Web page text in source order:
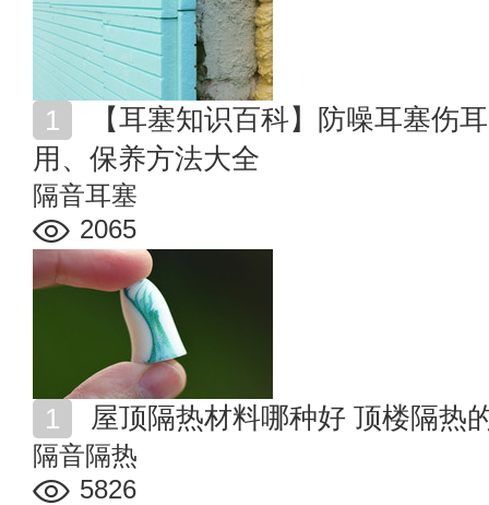
用、保养方法大全
隔音耳塞
2065
屋顶隔热材料哪种好 顶楼隔热
隔音隔热
5826